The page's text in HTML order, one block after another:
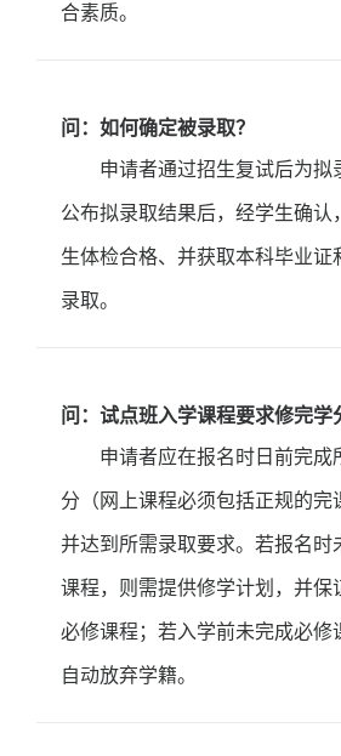
合素质。
问：如何确定被录取？
申请者通过招生复试后为拟
公布拟录取结果后，经学生确认
生体检合格、并获取本科毕业证
录取。
问：试点班入学课程要求修完学
申请者应在报名时日前完成
分（网上课程必须包括正规的完
并达到所需录取要求。若报名时
课程，则需提供修学计划，并保
必修课程；若入学前未完成必修
自动放弃学籍。